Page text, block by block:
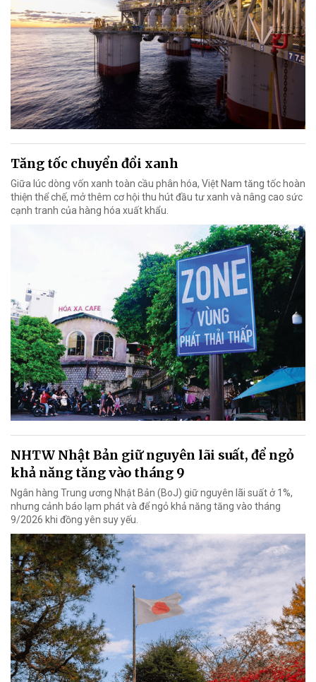
Tăng tốc chuyển đổi xanh
Giữa lúc dòng vốn xanh toàn cầu phân hóa, Việt Nam tăng tốc hoàn
thiện thể chế, mở thêm cơ hội thu hút đầu tư xanh và nâng cao sức
cạnh tranh của hàng hóa xuất khẩu.
NHTW Nhật Bản giữ nguyên lãi suất, để ngỏ
khả năng tăng vào tháng 9
Ngân hàng Trung ương Nhật Bản (BoJ) giữ nguyên lãi suất ở 1%,
nhưng cảnh báo lạm phát và để ngỏ khả năng tăng vào tháng
9/2026 khi đồng yên suy yếu.